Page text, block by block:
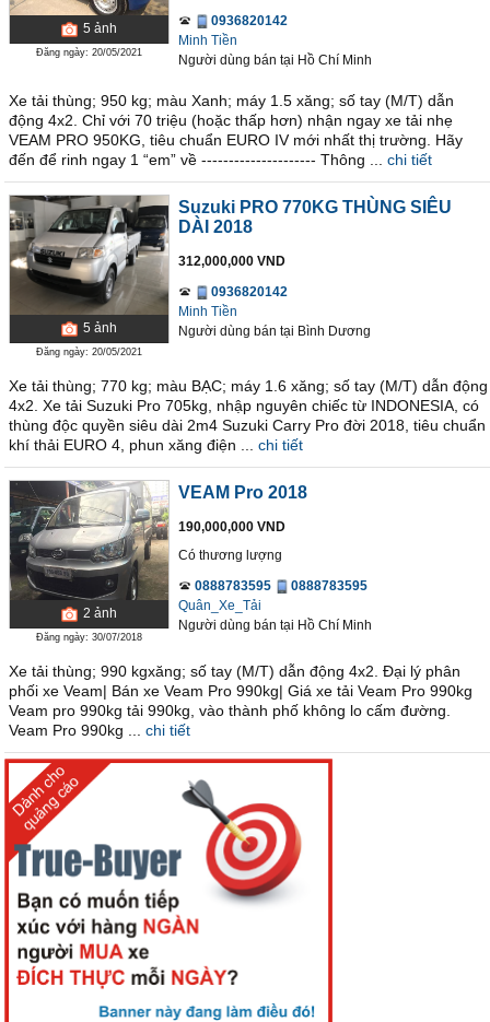
5 ảnh
Đăng ngày: 20/05/2021
0936820142
Minh Tiền
Người dùng bán tại Hồ Chí Minh
Xe tải thùng; 950 kg; màu Xanh; máy 1.5 xăng; số tay (M/T) dẫn
động 4x2. Chỉ với 70 triệu (hoặc thấp hơn) nhận ngay xe tải nhẹ
VEAM PRO 950KG, tiêu chuẩn EURO IV mới nhất thị trường. Hãy
đến để rinh ngay 1 “em” về --------------------- Thông ...
chi tiết
5 ảnh
Đăng ngày: 20/05/2021
Suzuki PRO 770KG THÙNG SIÊU
DÀI 2018
312,000,000 VND
0936820142
Minh Tiền
Người dùng bán tại Bình Dương
Xe tải thùng; 770 kg; màu BẠC; máy 1.6 xăng; số tay (M/T) dẫn động
4x2. Xe tải Suzuki Pro 705kg, nhập nguyên chiếc từ INDONESIA, có
thùng độc quyền siêu dài 2m4 Suzuki Carry Pro đời 2018, tiêu chuẩn
khí thải EURO 4, phun xăng điện ...
chi tiết
2 ảnh
Đăng ngày: 30/07/2018
VEAM Pro 2018
190,000,000 VND
Có thương lượng
0888783595
0888783595
Quân_Xe_Tải
Người dùng bán tại Hồ Chí Minh
Xe tải thùng; 990 kgxăng; số tay (M/T) dẫn động 4x2. Đại lý phân
phối xe Veam| Bán xe Veam Pro 990kg| Giá xe tải Veam Pro 990kg
Veam pro 990kg tải 990kg, vào thành phố không lo cấm đường.
Veam Pro 990kg ...
chi tiết